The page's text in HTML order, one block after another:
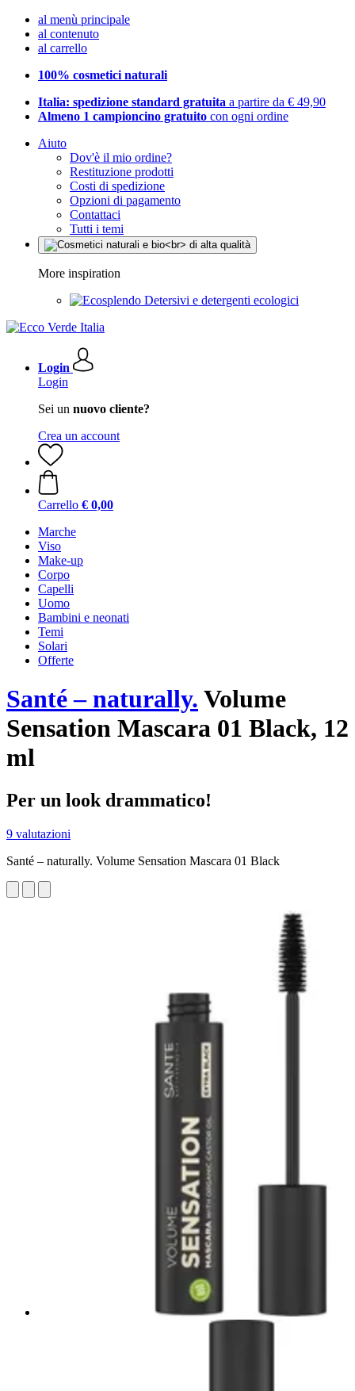
al menù principale
al contenuto
al carrello
100% cosmetici naturali
Italia: spedizione standard gratuita a partire da € 49,90
Almeno 1 campioncino gratuito con ogni ordine
Aiuto
Dov'è il mio ordine?
Restituzione prodotti
Costi di spedizione
Opzioni di pagamento
Contattaci
Tutti i temi
More inspiration
Detersivi e detergenti ecologici
Login
Login
Sei un nuovo cliente?
Crea un account
Carrello € 0,00
Marche
Viso
Make-up
Corpo
Capelli
Uomo
Bambini e neonati
Temi
Solari
Offerte
Santé – naturally. Volume
Sensation Mascara 01 Black, 12
ml
Per un look drammatico!
9 valutazioni
Santé – naturally. Volume Sensation Mascara 01 Black